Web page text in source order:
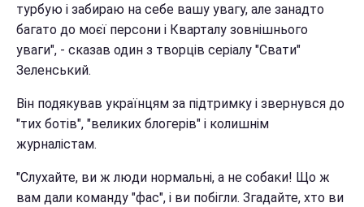
турбую і забираю на себе вашу увагу, але занадто
багато до моєї персони і Кварталу зовнішнього
уваги", - сказав один з творців серіалу "Свати"
Зеленський.
Він подякував українцям за підтримку і звернувся до
"тих ботів", "великих блогерів" і колишнім
журналістам.
"Слухайте, ви ж люди нормальні, а не собаки! Що ж
вам дали команду "фас", і ви побігли. Згадайте, хто ви